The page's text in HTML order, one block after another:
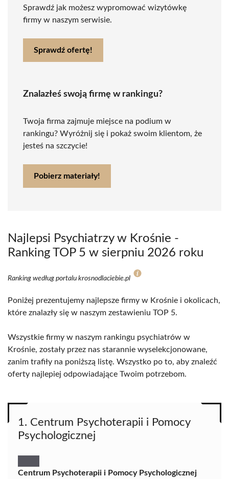
Sprawdź jak możesz wypromować wizytówkę
firmy w naszym serwisie.
Sprawdź ofertę!
Znalazłeś swoją firmę w rankingu?
Twoja firma zajmuje miejsce na podium w
rankingu? Wyróżnij się i pokaż swoim klientom, że
jesteś na szczycie!
Pobierz materiały!
Najlepsi Psychiatrzy w Krośnie -
Ranking TOP 5 w sierpniu 2026 roku
Ranking według portalu krosnodlaciebie.pl
Poniżej prezentujemy najlepsze firmy w Krośnie i okolicach,
które znalazły się w naszym zestawieniu TOP 5.
Wszystkie firmy w naszym rankingu psychiatrów w
Krośnie, zostały przez nas starannie wyselekcjonowane,
zanim trafiły na poniższą listę. Wszystko po to, aby znaleźć
oferty najlepiej odpowiadające Twoim potrzebom.
1. Centrum Psychoterapii i Pomocy
Psychologicznej
Centrum Psychoterapii i Pomocy Psychologicznej